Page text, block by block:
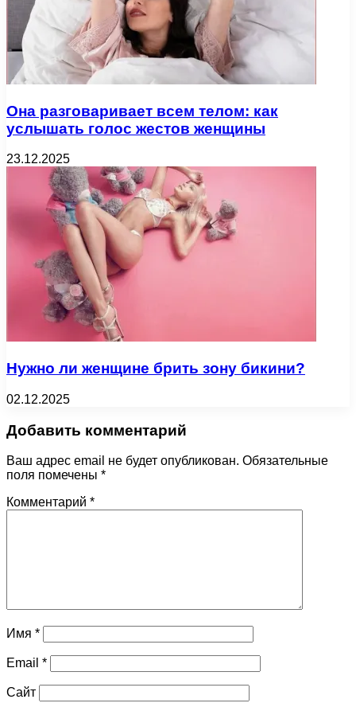
Она разговаривает всем телом: как
услышать голос жестов женщины
23.12.2025
Нужно ли женщине брить зону бикини?
02.12.2025
Добавить комментарий
Ваш адрес email не будет опубликован. Обязательные
поля помечены *
Комментарий *
Имя *
Email *
Сайт